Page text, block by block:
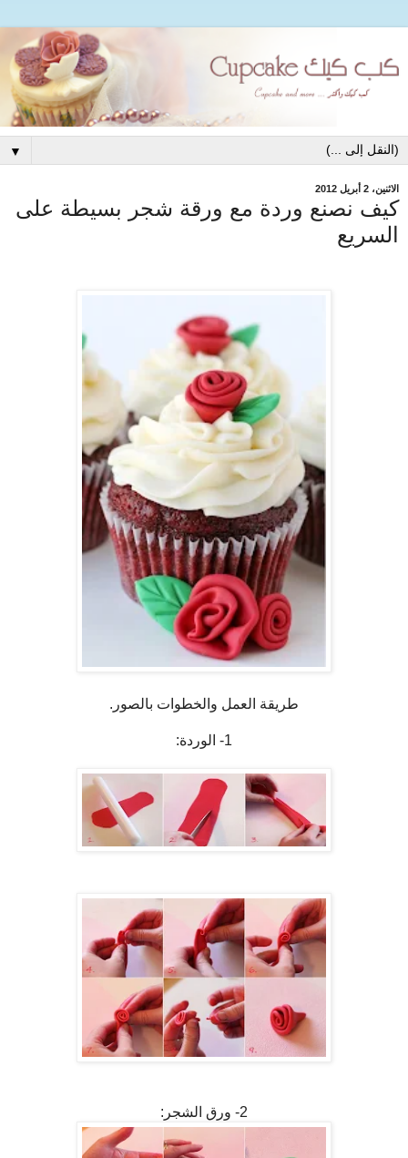
▼
الاثنين، 2 أبريل 2012
كيف نصنع وردة مع ورقة شجر بسيطة على
السريع
طريقة العمل والخطوات بالصور.
1- الوردة:
2- ورق الشجر: